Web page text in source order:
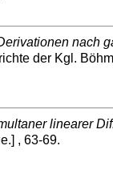
nach
der Kgl.
linearer
, 63-69.